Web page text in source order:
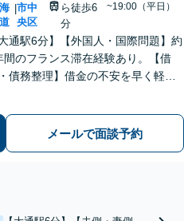
海
道
|市中
央区
ら徒歩6
分
~19:00（平日）
大通駅6分】【外国人・国際問題】約
間のフランス滞在経験あり。【借
債務整理】借金の不安を早く軽減
メールで面談予約